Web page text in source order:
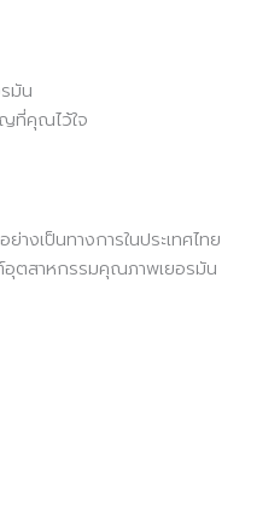
มัน
ที่คุณไว้ใจ
งเป็นทางการในประเทศไทย
ตสาหกรรมคุณภาพเยอรมัน